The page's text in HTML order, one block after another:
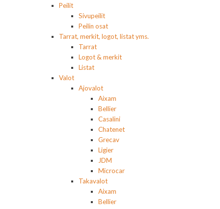
Peilit
Sivupeilit
Peilin osat
Tarrat, merkit, logot, listat yms.
Tarrat
Logot & merkit
Listat
Valot
Ajovalot
Aixam
Bellier
Casalini
Chatenet
Grecav
Ligier
JDM
Microcar
Takavalot
Aixam
Bellier